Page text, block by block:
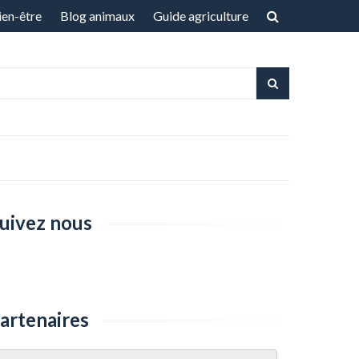
être Blog animaux Guide agriculture
nous